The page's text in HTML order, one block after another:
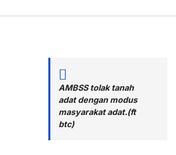
AMBSS tolak tanah
adat dengan modus
masyarakat adat.(ft
btc)